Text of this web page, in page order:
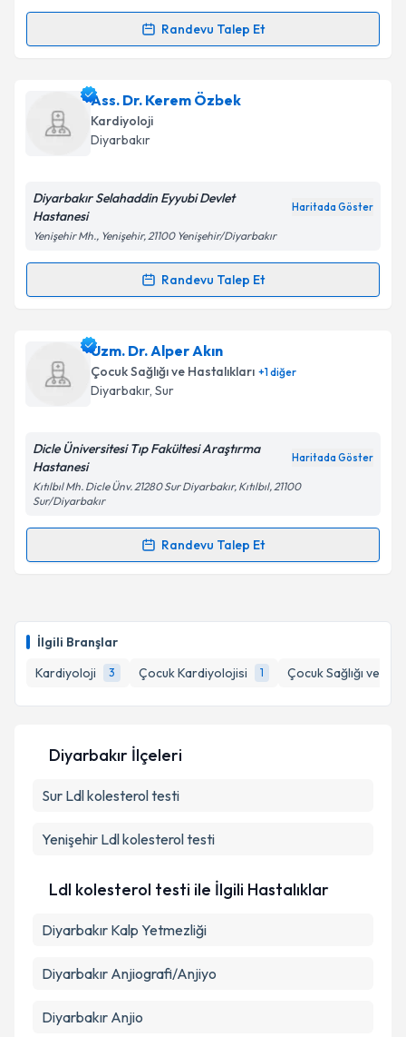
İlgili Branşlar
Kardiyoloji
3 Çocuk Kardiyolojisi 1 Çocuk Sağlığı ve
Randevu Talep Et
Randevu Takvimi Talebi
Ass. Dr. Abdurrahman Akyüziçin randevu takvimi
talebi oluşturun. Size bu uzmandan randevu almanız
için bir takvim hazırlandığında e-posta ile
bilgilendireceğiz.
Kişisel verilerimin işlenmesine ilişkin
Metni'ni okudum ve kişisel verilerimin belirtilen
Takvim Talebini Gönder
Ass. Dr. Kerem Özbek
Kardiyoloji
Diyarbakır
Diyarbakır Selahaddin Eyyubi Devlet
Hastanesi
Haritada Göster
Yenişehir Mh., Yenişehir, 21100 Yenişehir/Diyarbakır
Randevu Talep Et
Randevu Takvimi Talebi
Ass. Dr. Kerem Özbekiçin randevu takvimi talebi
oluşturun. Size bu uzmandan randevu almanız için bir
takvim hazırlandığında e-posta ile bilgilendireceğiz.
Metni'ni okudum ve kişisel verilerimin belirtilen
kapsamda işlenmesini kabul ediyorum.
Uzm. Dr. Alper Akın
Çocuk Sağlığı ve Hastalıkları +1diğer
Diyarbakır, Sur
Dicle Üniversitesi Tıp Fakültesi Araştırma
Hastanesi
Haritada Göster
Kıtılbıl Mh. Dicle Ünv. 21280 Sur Diyarbakır, Kıtılbıl, 21100
Sur/Diyarbakır
Randevu Talep Et
Randevu Takvimi Talebi
takvim hazırlandığında e-posta ile bilgilendireceğiz.
E-posta Adresiniz
Metni'ni okudum ve kişisel verilerimin belirtilen
Diyarbakır İlçeleri
Sur Ldl kolesterol testi
Yenişehir Ldl kolesterol testi
Ldl kolesterol testi ile İlgili Hastalıklar
Diyarbakır Kalp Yetmezliği
Diyarbakır Anjiografi/Anjiyo
Diyarbakır Anjio